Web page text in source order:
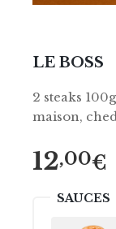
LE BOSS
2 steaks
maison,
12,00€
SAUCES